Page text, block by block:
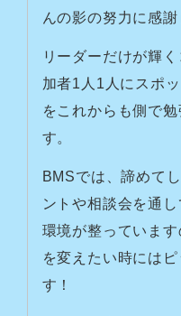
んの影の努力に感謝
リーダーだけが輝
加者1人1人にスポ
をこれからも側で
す。
BMSでは、諦めて
ントや相談会を通
環境が整っていま
を変えたい時には
す！